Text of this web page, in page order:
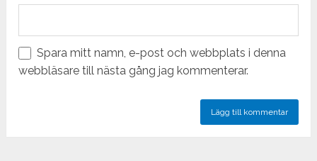
Spara mitt namn, e-post och webbplats i denna
webbläsare till nästa gång jag kommenterar.